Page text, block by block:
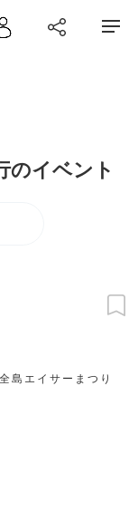
のイベント
島エイサーまつり